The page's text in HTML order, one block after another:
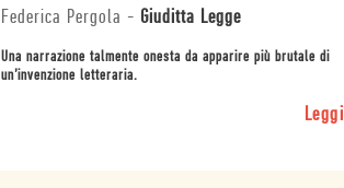
Federica Pergola - Giuditta Legge
Una narrazione talmente onesta da apparire più brutale di
un’invenzione letteraria.
Leggi